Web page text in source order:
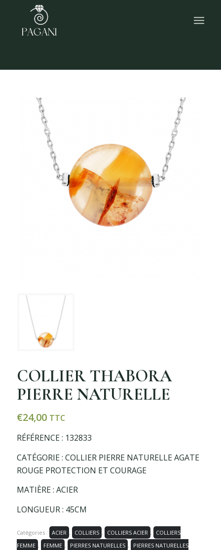
COLLIER THABORA
PIERRE NATURELLE
€24,00 TTC
RÉFÉRENCE : 132833
CATÉGORIE : COLLIER PIERRE NATURELLE AGATE
ROUGE PROTECTION ET COURAGE
MATIÈRE : ACIER
LONGUEUR : 45CM
Catégories : ACIER , COLLIERS , COLLIERS ACIER ,
COLLIERS
FEMME , FEMME , PIERRES NATURELLES ,
PIERRES NATURELLES